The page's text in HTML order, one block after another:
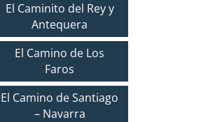
El Caminito del Rey y
Antequera
El Camino de Los
Faros
El Camino de Santiago
– Navarra